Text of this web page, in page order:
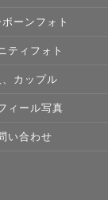
ーンフォト
ティフォト
、カップル
ィール写真
い合わせ